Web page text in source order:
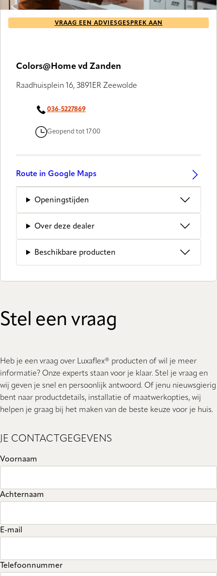
VRAAG EEN ADVIESGESPREK AAN
Colors@Home vd Zanden
Raadhuisplein 16, 3891ER Zeewolde
036-5227869
Geopend tot 17:00
Route in Google Maps
Openingstijden
Over deze dealer
Beschikbare producten
Stel een vraag
Heb je een vraag over Luxaflex® producten of wil je meer
informatie? Onze experts staan ​​voor je klaar. Stel je vraag en
wij geven je snel en persoonlijk antwoord. Of jenu nieuwsgierig
bent naar productdetails, installatie of maatwerkopties, wij
helpen je graag bij het maken van de beste keuze voor je huis.
JE CONTACTGEGEVENS
Voornaam
Achternaam
E-mail
Telefoonnummer